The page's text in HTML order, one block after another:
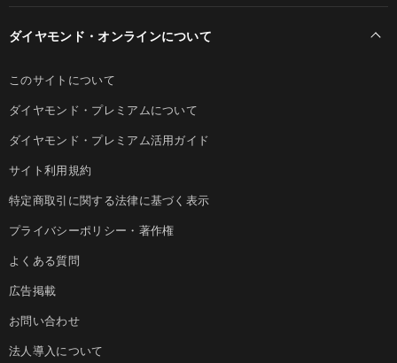
ダイヤモンド・オンラインについて
このサイトについて
ダイヤモンド・プレミアムについて
ダイヤモンド・プレミアム活用ガイド
サイト利用規約
特定商取引に関する法律に基づく表示
プライバシーポリシー・著作権
よくある質問
広告掲載
お問い合わせ
法人導入について